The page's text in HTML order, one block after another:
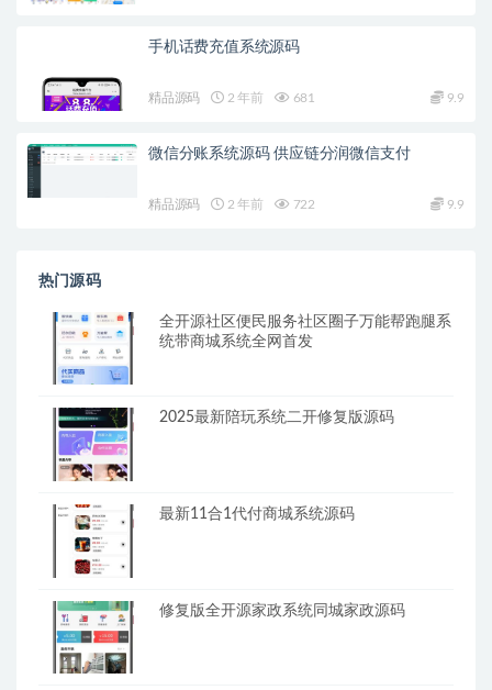
手机话费充值系统源码
精品源码 2 年前 681 9.9
微信分账系统源码 供应链分润微信支付
精品源码 2 年前 722 9.9
热门源码
全开源社区便民服务社区圈子万能帮跑腿系
统带商城系统全网首发
2025最新陪玩系统二开修复版源码
最新11合1代付商城系统源码
修复版全开源家政系统同城家政源码